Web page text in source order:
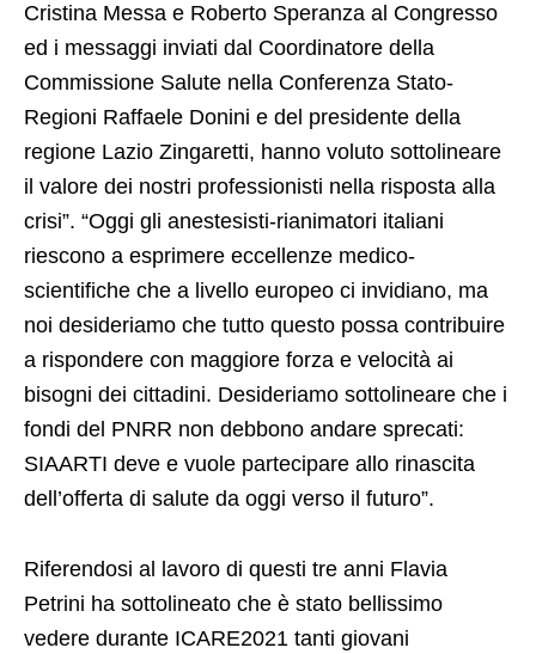
Cristina Messa e Roberto Speranza al Congresso
ed i messaggi inviati dal Coordinatore della
Commissione Salute nella Conferenza Stato-
Regioni Raffaele Donini e del presidente della
regione Lazio Zingaretti, hanno voluto sottolineare
il valore dei nostri professionisti nella risposta alla
crisi”. “Oggi gli anestesisti-rianimatori italiani
riescono a esprimere eccellenze medico-
scientifiche che a livello europeo ci invidiano, ma
noi desideriamo che tutto questo possa contribuire
a rispondere con maggiore forza e velocità ai
bisogni dei cittadini. Desideriamo sottolineare che i
fondi del PNRR non debbono andare sprecati:
SIAARTI deve e vuole partecipare allo rinascita
dell’offerta di salute da oggi verso il futuro”.
Riferendosi al lavoro di questi tre anni Flavia
Petrini ha sottolineato che è stato bellissimo
vedere durante ICARE2021 tanti giovani